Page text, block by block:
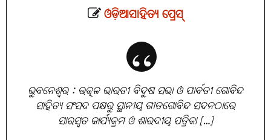
ଓଡ଼ିଆସାହିତ୍ୟ ପ୍ରେସ୍‌
ଭୁବନେଶ୍ୱର : ଉତ୍କଳ ଭାରତୀ ବିଦୁଷ ସଭା ଓ ପାର୍ବତୀ ଗୋବିନ୍ଦ
ସାହିତ୍ୟ ସଂସଦ ପକ୍ଷରୁ ସ୍ଥାନୀୟ ଗୀତଗୋବିନ୍ଦ ସଦନଠାରେ
ସାରସ୍ୱତ କାର୍ଯ୍ୟକ୍ରମ ଓ ଶାରଦୀୟ ପତ୍ରିକା […]